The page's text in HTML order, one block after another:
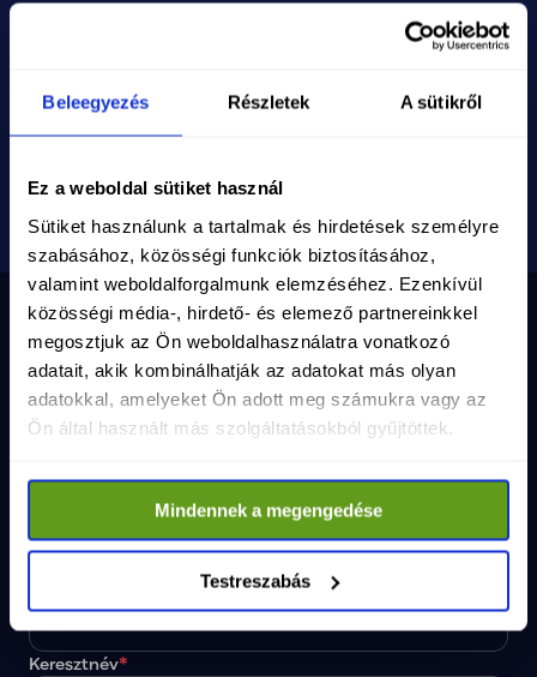
Beleegyezés Részletek A sütikről
Ez a weboldal sütiket használ
Sütiket használunk a tartalmak és hirdetések személyre
szabásához, közösségi funkciók biztosításához,
valamint weboldalforgalmunk elemzéséhez. Ezenkívül
közösségi média-, hirdető- és elemező partnereinkkel
megosztjuk az Ön weboldalhasználatra vonatkozó
adatait, akik kombinálhatják az adatokat más olyan
adatokkal, amelyeket Ön adott meg számukra vagy az
Ön által használt más szolgáltatásokból gyűjtöttek.
Mindennek a megengedése
Testreszabás
Nyilvántartási szám10-02-0002971
Adószám19286639-2-10
Emailinfo@magyartisza.hu
Csatlakozz a TISZA Közösséghez!
Maradjunk kapcsolatban, iratkozz fel a hírlevelünkre!
Keresztnév*